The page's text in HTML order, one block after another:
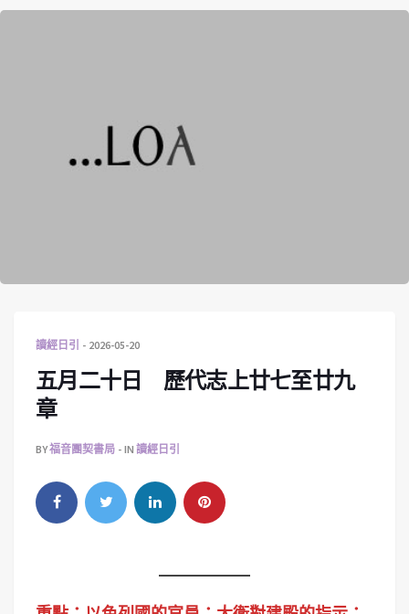
讀經日引 2026-05-20
五月二十日 歷代志上廿七至廿九
章
BY福音團契書局 IN 讀經日引